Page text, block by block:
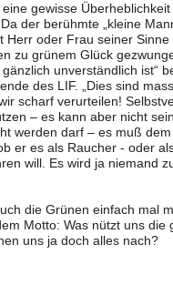
gewisse
der berühmte „kleine
Herr oder Frau seiner
zu grünem Glück
unverständlich ist“
des LIF. „Dies sind
scharf verurteilen!
– es kann aber nicht
werden darf – es muß
er es als Raucher - oder
will. Es wird ja niemand
die Grünen einfach mal
Motto: Was nützt uns die
uns ja doch alles nach?